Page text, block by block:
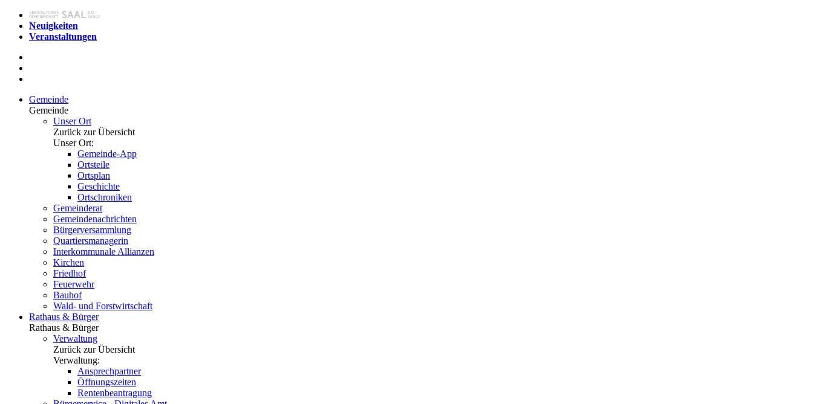
Neuigkeiten
Veranstaltungen
Gemeinde
Gemeinde
Unser Ort
Zurück zur Übersicht
Unser Ort:
Gemeinde-App
Ortsteile
Ortsplan
Geschichte
Ortschroniken
Gemeinderat
Gemeindenachrichten
Bürgerversammlung
Quartiersmanagerin
Interkommunale Allianzen
Kirchen
Friedhof
Feuerwehr
Bauhof
Wald- und Forstwirtschaft
Rathaus & Bürger
Rathaus & Bürger
Verwaltung
Zurück zur Übersicht
Verwaltung:
Ansprechpartner
Öffnungszeiten
Rentenbeantragung